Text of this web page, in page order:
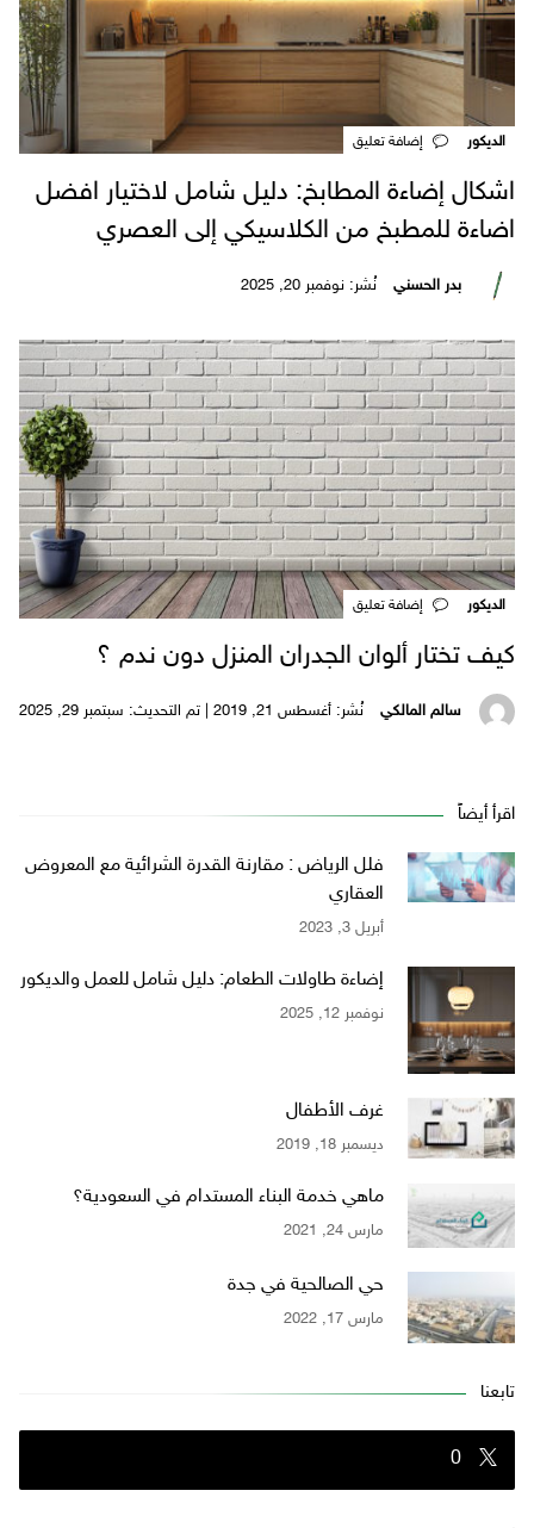
الديكور
اشكال إضاءة المطابخ: دليل شامل لاختيار افضل
اضاءة للمطبخ من الكلاسيكي إلى العصري
بدر الحسني نُشر: نوفمبر 20, 2025
الديكور
كيف تختار ألوان الجدران المنزل دون ندم ؟
سالم المالكي نُشر: أغسطس 21, 2019 | تم التحديث: سبتمبر 29, 2025
اقرأ أيضاً
فلل الرياض : مقارنة القدرة الشرائية مع المعروض
العقاري
أبريل 3, 2023
إضاءة طاولات الطعام: دليل شامل للعمل والديكور
نوفمبر 12, 2025
غرف الأطفال
ديسمبر 18, 2019
ماهي خدمة البناء المستدام في السعودية؟
مارس 24, 2021
حي الصالحية في جدة
مارس 17, 2022
تابعنا
0